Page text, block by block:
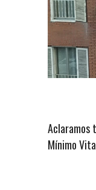
Aclaramos
Mínimo